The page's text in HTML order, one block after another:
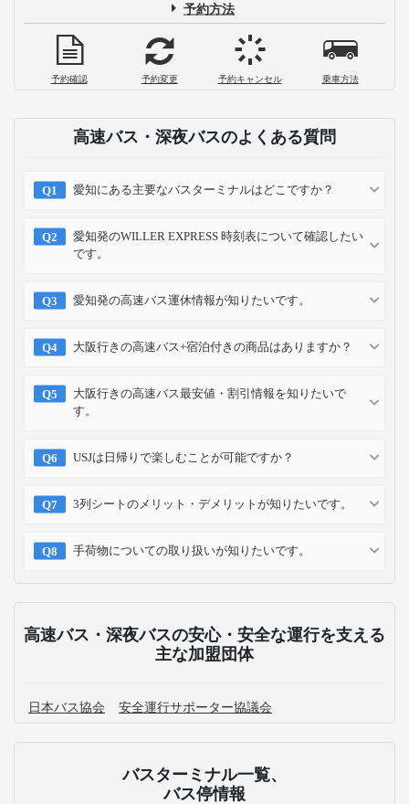
予約方法
予約確認 予約変更 予約キャンセル 乗車方法
高速バス・深夜バスのよくある質問
愛知にある主要なバスターミナルはどこですか？
愛知発のWILLER EXPRESS 時刻表について確認したい
です。
愛知発の高速バス運休情報が知りたいです。
大阪行きの高速バス+宿泊付きの商品はありますか？
大阪行きの高速バス最安値・割引情報を知りたいで
す。
USJは日帰りで楽しむことが可能ですか？
3列シートのメリット・デメリットが知りたいです。
手荷物についての取り扱いが知りたいです。
高速バス・深夜バスの安心・安全な運行を支える
主な加盟団体
日本バス協会 安全運行サポーター協議会
バスターミナル一覧、
バス停情報